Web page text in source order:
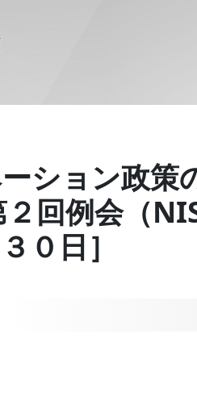
ション政策
回例会（
０日］